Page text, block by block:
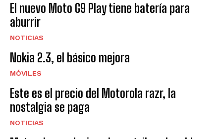
El nuevo Moto G9 Play tiene batería para
aburrir
NOTICIAS
Nokia 2.3, el básico mejora
MÓVILES
Este es el precio del Motorola razr, la
nostalgia se paga
NOTICIAS